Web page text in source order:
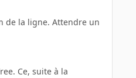
de la ligne. Attendre un
Ce, suite à la